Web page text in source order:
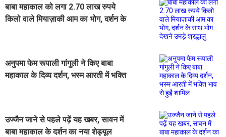
बाबा महाकाल को लगा 2.70 लाख रुपये
किलो वाले मियाज़ाकी आम का भोग, दर्शन के
अनुपमा फेम रूपाली गांगुली ने किए बाबा
महाकाल के दिव्य दर्शन, भस्म आरती में भक्ति
उज्जैन जाने से पहले पढ़ें यह खबर, सावन में
बाबा महाकाल के दर्शन का नया शेड्यूल